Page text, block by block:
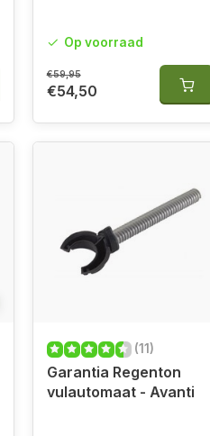
Op voorraad
€59,95
€54,50
(11)
Garantia Regenton
vulautomaat - Avanti